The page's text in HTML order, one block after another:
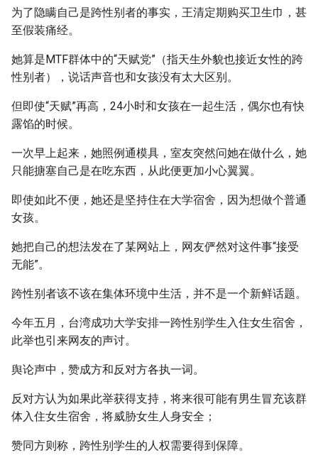
为了隐瞒自己是跨性别者的事实，王清定期购买卫生巾，甚
至假装痛经。
她算是MTF群体中的“天赋党”（指天生外貌也接近女性的跨
性别者），说话声音也和女孩没有太大区别。
但即使“天赋”再高，24小时和女孩在一起生活，偶尔也有快
露馅的时候。
一次早上起来，她照例通模具，室友突然问她在做什么，她
只能搪塞自己是在吃东西，从此便更加小心翼翼。
即使如此不便，她还是坚持住在大学宿舍，因为想做个普通
女孩。
她把自己的想法发在了某网站上，网友俨然对这件事“接受
无能”。
跨性别者该不该在集体环境中生活，并不是一个新鲜话题。
今年五月，台湾成功大学安排一跨性别学生入住女生宿舍，
此举也引来网友的声讨。
舆论声中，赞成方和反对方各执一词。
反对方认为如果此举获得支持，将来很可能有男生冒充该群
体入住女生宿舍，将威胁女生人身安全；
赞同方则称，跨性别学生的人权需要得到保障。